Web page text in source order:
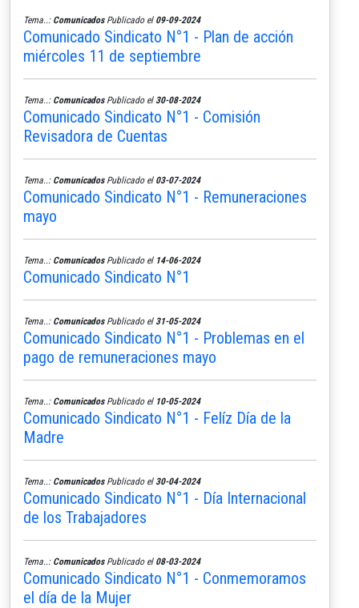
Tema..: ComunicadosPublicado el 09-09-2024
Comunicado Sindicato N°1 - Plan de acción
miércoles 11 de septiembre
Tema..: ComunicadosPublicado el 30-08-2024
Comunicado Sindicato N°1 - Comisión
Revisadora de Cuentas
Tema..: ComunicadosPublicado el 03-07-2024
Comunicado Sindicato N°1 - Remuneraciones
mayo
Tema..: ComunicadosPublicado el 14-06-2024
Comunicado Sindicato N°1
Tema..: ComunicadosPublicado el 31-05-2024
Comunicado Sindicato N°1 - Problemas en el
pago de remuneraciones mayo
Tema..: ComunicadosPublicado el 10-05-2024
Comunicado Sindicato N°1 - Felíz Día de la
Madre
Tema..: ComunicadosPublicado el 30-04-2024
Comunicado Sindicato N°1 - Día Internacional
de los Trabajadores
Tema..: ComunicadosPublicado el 08-03-2024
Comunicado Sindicato N°1 - Conmemoramos
el día de la Mujer